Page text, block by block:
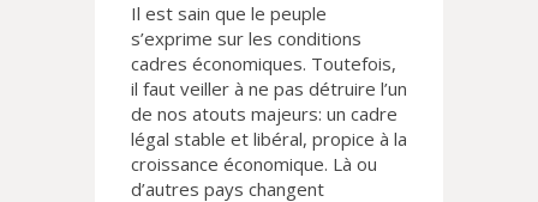
Il est sain que le peuple
s’exprime sur les conditions
cadres économiques. Toutefois,
il faut veiller à ne pas détruire l’un
de nos atouts majeurs: un cadre
légal stable et libéral, propice à la
croissance économique. Là ou
d’autres pays changent